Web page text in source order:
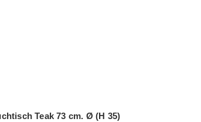
Teak 73 cm. Ø (H 35)